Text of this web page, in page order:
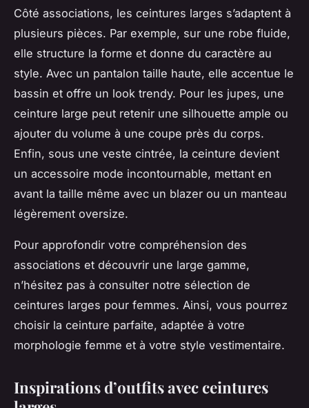
Côté associations, les ceintures larges s’adaptent à
plusieurs pièces. Par exemple, sur une robe fluide,
elle structure la forme et donne du caractère au
style. Avec un pantalon taille haute, elle accentue le
bassin et offre un look trendy. Pour les jupes, une
ceinture large peut retenir une silhouette ample ou
ajouter du volume à une coupe près du corps.
Enfin, sous une veste cintrée, la ceinture devient
un accessoire mode incontournable, mettant en
avant la taille même avec un blazer ou un manteau
légèrement oversize.
Pour approfondir votre compréhension des
associations et découvrir une large gamme,
n’hésitez pas à consulter notre sélection de
ceintures larges pour femmes. Ainsi, vous pourrez
choisir la ceinture parfaite, adaptée à votre
morphologie femme et à votre style vestimentaire.
Inspirations d’outfits avec ceintures